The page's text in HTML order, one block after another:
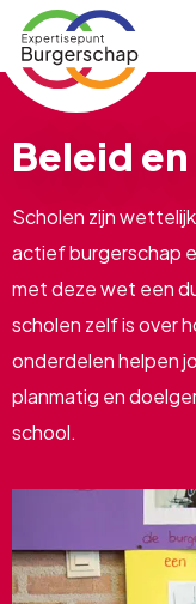
Expertisepunt
Burgerschap
Beleid
Scholen zijn
actief burgerschap
met deze wet een
scholen zelf is over
onderdelen helpen
planmatig en
school.